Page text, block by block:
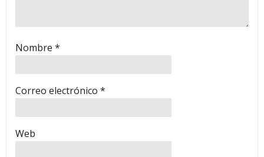
Nombre *
Correo electrónico *
Web